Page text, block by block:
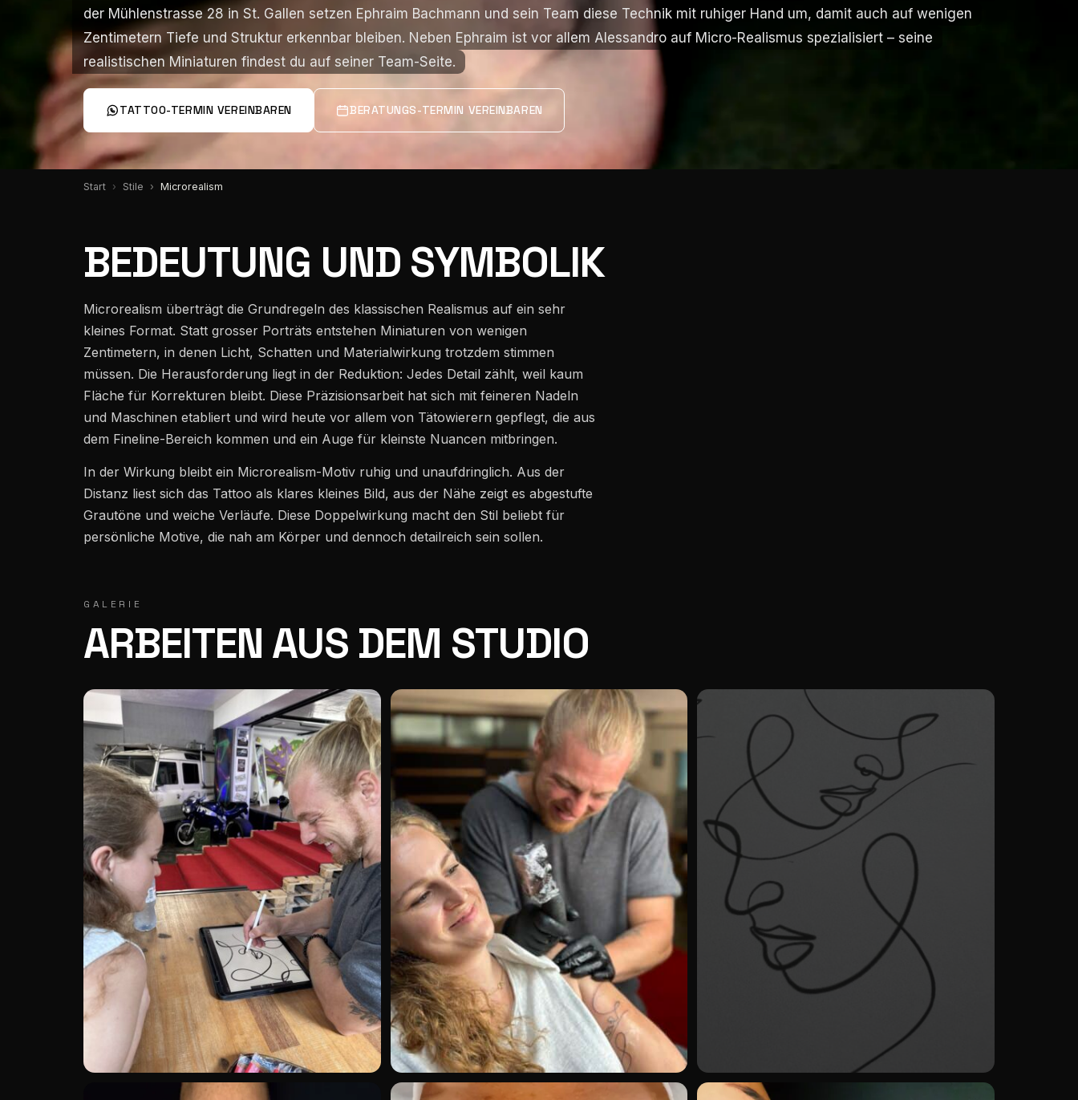
Über mich
Team
Instagram
Wissen
Standorte
Mühlenstrasse 28 · 9000 St. Gallen · 5,0★ / 252
der Mühlenstrasse 28 in St. Gallen setzen Ephraim Bachmann und sein Team diese Technik mit ruhiger Hand um, damit auch auf wenigen
Zentimetern Tiefe und Struktur erkennbar bleiben. Neben Ephraim ist vor allem Alessandro auf Micro-Realismus spezialisiert – seine
realistischen Miniaturen findest du auf seiner Team-Seite.
der Mühlenstrasse 28 in St. Gallen setzen Ephraim Bachmann und sein Team diese Technik mit ruhiger Hand um, damit auch auf wenigen
Zentimetern Tiefe und Struktur erkennbar bleiben. Neben Ephraim ist vor allem Alessandro auf Micro-Realismus spezialisiert – seine
realistischen Miniaturen findest du auf seiner Team-Seite.
TATTOO-TERMIN VEREINBAREN BERATUNGS-TERMIN VEREINBAREN
Start Stile Microrealism
BEDEUTUNG UND SYMBOLIK
Microrealism überträgt die Grundregeln des klassischen Realismus auf ein sehr
kleines Format. Statt grosser Porträts entstehen Miniaturen von wenigen
Zentimetern, in denen Licht, Schatten und Materialwirkung trotzdem stimmen
müssen. Die Herausforderung liegt in der Reduktion: Jedes Detail zählt, weil kaum
Fläche für Korrekturen bleibt. Diese Präzisionsarbeit hat sich mit feineren Nadeln
und Maschinen etabliert und wird heute vor allem von Tätowierern gepflegt, die aus
dem Fineline-Bereich kommen und ein Auge für kleinste Nuancen mitbringen.
In der Wirkung bleibt ein Microrealism-Motiv ruhig und unaufdringlich. Aus der
Distanz liest sich das Tattoo als klares kleines Bild, aus der Nähe zeigt es abgestufte
Grautöne und weiche Verläufe. Diese Doppelwirkung macht den Stil beliebt für
persönliche Motive, die nah am Körper und dennoch detailreich sein sollen.
GALERIE
ARBEITEN AUS DEM STUDIO